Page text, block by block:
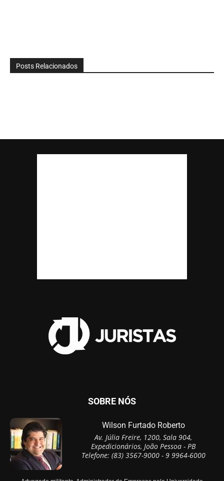
Posts Relacionados
SOBRE NÓS
Wilson Furtado Roberto
Av. Júlia Freire, 1200, Sala 904,
Expedicionários, João Pessoa - PB
Telefone: (83) 3567-9000 - 9 9964-6000